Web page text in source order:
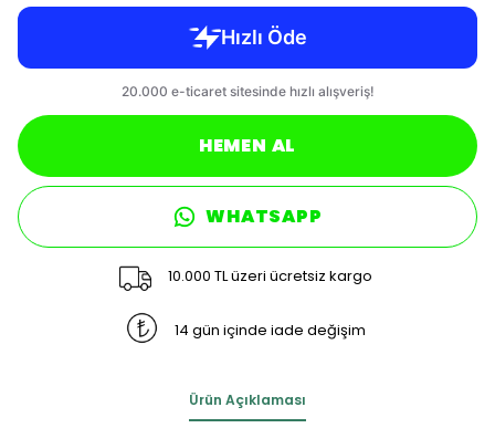
HEMEN AL
WHATSAPP
10.000 TL üzeri ücretsiz kargo
14 gün içinde iade değişim
Ürün Açıklaması